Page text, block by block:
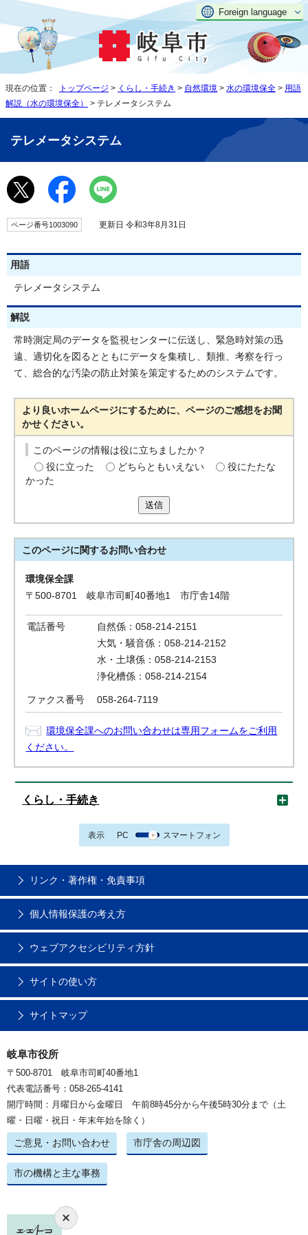
Foreign language
現在の位置： トップページ > くらし・手続き > 自然環境 > 水の環境保全 > 用語
解説（水の環境保全）
> テレメータシステム
テレメータシステム
ページ番号1003090 更新日 令和3年8月31日
用語
テレメータシステム
解説
常時測定局のデータを監視センターに伝送し、緊急時対策の迅
遠、適切化を図るとともにデータを集積し、類推、考察を行っ
て、総合的な汚染の防止対策を策定するためのシステムです。
より良いホームページにするために、ページのご感想をお聞
かせください。
このページの情報は役に立ちましたか？
役に立った
どちらともいえない
役にたたな
かった
送信
このページに関するお問い合わせ
環境保全課
〒500-8701 岐阜市司町40番地1 市庁舎14階
電話番号
自然係：058-214-2151
大気・騒音係：058-214-2152
水・土壌係：058-214-2153
浄化槽係：058-214-2154
ファクス番号 058-264-7119
環境保全課へのお問い合わせは専用フォームをご利用
ください。
くらし・手続き
表示 PC スマートフォン
リンク・著作権・免責事項
個人情報保護の考え方
ウェブアクセシビリティ方針
サイトの使い方
サイトマップ
岐阜市役所
〒500-8701 岐阜市司町40番地1
代表電話番号：058-265-4141
開庁時間：月曜日から金曜日 午前8時45分から午後5時30分まで（土
曜・日曜・祝日・年末年始を除く）
ご意見・お問い合わせ 市庁舎の周辺図
市の機構と主な事務